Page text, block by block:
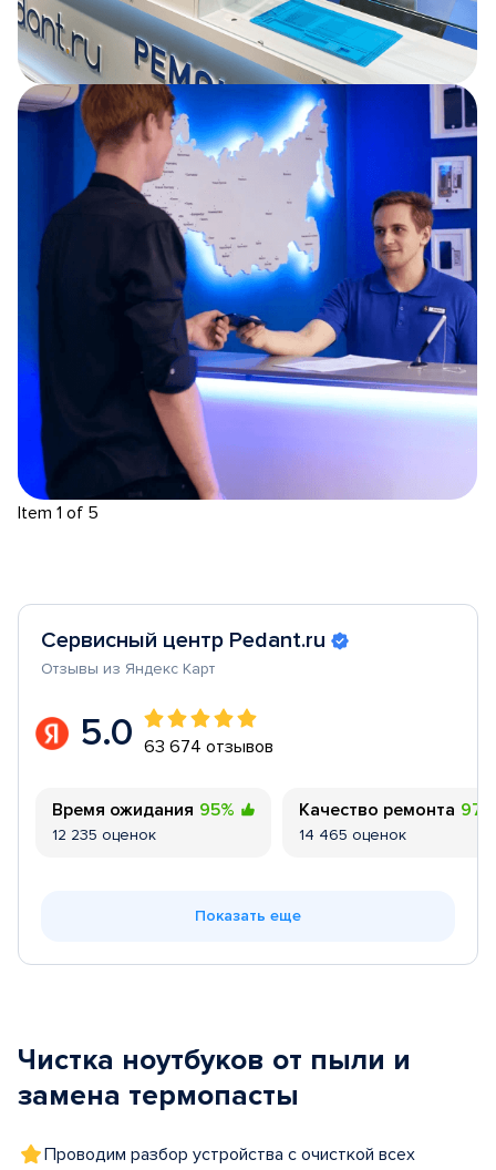
Item 1 of 5
Сервисный центр Pedant.ru
Отзывы из Яндекс Карт
5.0 63 674 отзывов
Время ожидания 95%
12 235 оценок
Качество ремонта 97%
14 465 оценок
Показать еще
Чистка ноутбуков от пыли и
замена термопасты
Проводим разбор устройства с очисткой всех